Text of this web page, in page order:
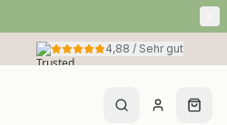
4,88 / Sehr gut